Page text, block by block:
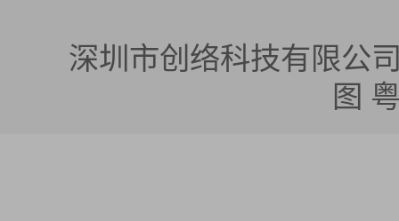
深圳市创络科技有限公
图